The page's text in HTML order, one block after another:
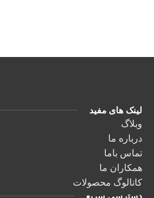
لینک های مفید
وبلاگ
درباره ما
تماس باما
همکاران ما
کاتالوگ محصولات
دسترسی سریع